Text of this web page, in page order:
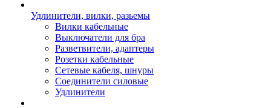
Удлинители, вилки, разьемы
Вилки кабельные
Выключатели для бра
Разветвители, адаптеры
Розетки кабельные
Сетевые кабеля, шнуры
Соединители силовые
Удлинители